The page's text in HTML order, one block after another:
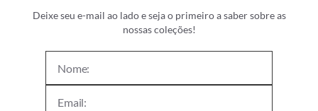
Deixe seu e-mail ao lado e seja o primeiro a saber sobre as
nossas coleções!